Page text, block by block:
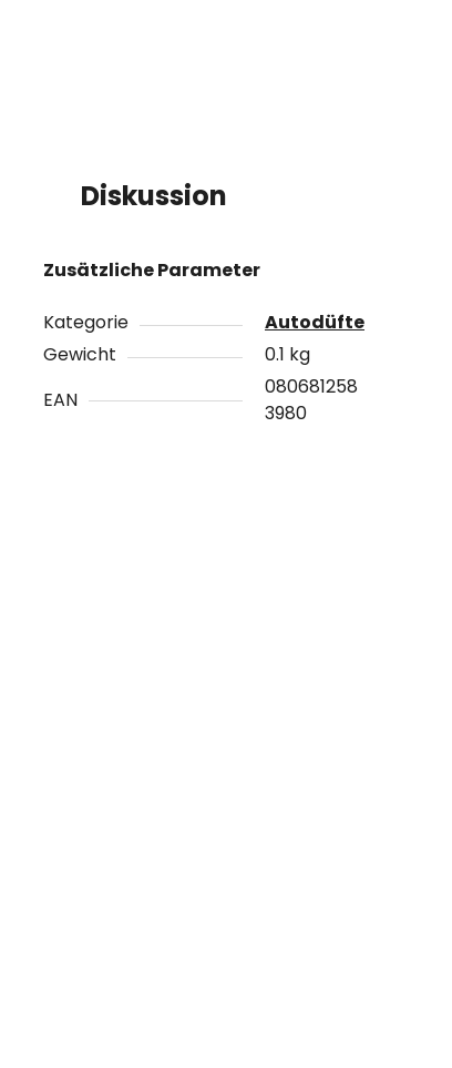
Diskussion
Zusätzliche Parameter
Kategorie
Autodüfte
Gewicht
0.1 kg
EAN
080681258
3980